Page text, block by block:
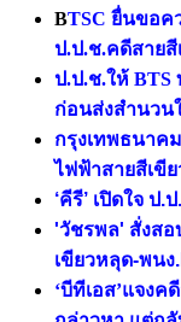
BTSC ยื่นขอค
ป.ป.ช.คดีสายสี
ป.ป.ช.ให้ BTS
ก่อนส่งสำนวน
กรุงเทพธนาค
ไฟฟ้าสายสีเขีย
‘คีรี’ เปิดใจ
'วัชรพล' สั่งสอ
เขียวหลุด-พน
‘บีทีเอส’แจง